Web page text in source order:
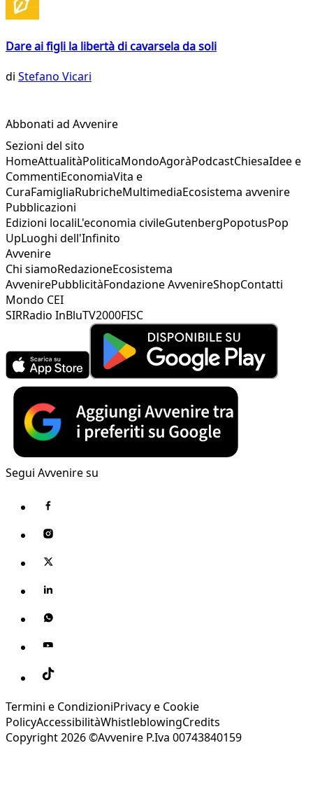
Dare ai figli la libertà di cavarsela da soli
di Stefano Vicari
Abbonati ad Avvenire
Sezioni del sito
HomeAttualitàPoliticaMondoAgoràPodcastChiesaIdee e
CommentiEconomiaVita e
CuraFamigliaRubricheMultimediaEcosistema avvenire
Pubblicazioni
Edizioni localiL'economia civileGutenbergPopotusPop
UpLuoghi dell'Infinito
Avvenire
Chi siamoRedazioneEcosistema
AvvenirePubblicitàFondazione AvvenireShopContatti
Mondo CEI
SIRRadio InBluTV2000FISC
Segui Avvenire su
Termini e CondizioniPrivacy e Cookie
PolicyAccessibilitàWhistleblowingCredits
Copyright 2026 ©Avvenire P.Iva 00743840159